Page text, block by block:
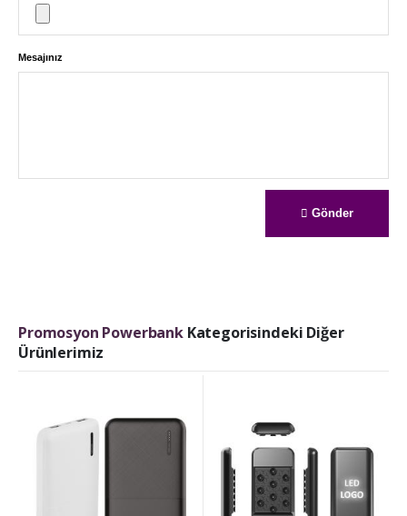
Mesajınız
Gönder
Promosyon PowerbankKategorisindeki Diğer
Ürünlerimiz